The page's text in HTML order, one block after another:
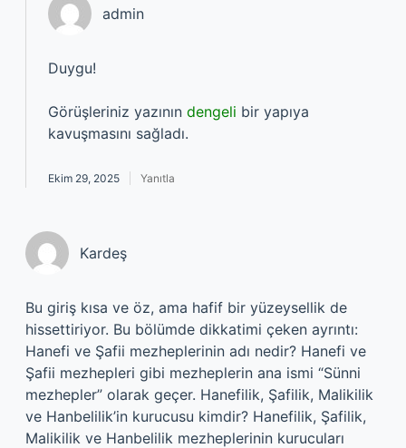
admin
Duygu!
Görüşleriniz yazının dengeli bir yapıya
kavuşmasını sağladı.
Ekim 29, 2025 Yanıtla
Kardeş
Bu giriş kısa ve öz, ama hafif bir yüzeysellik de
hissettiriyor. Bu bölümde dikkatimi çeken ayrıntı:
Hanefi ve Şafii mezheplerinin adı nedir? Hanefi ve
Şafii mezhepleri gibi mezheplerin ana ismi “Sünni
mezhepler” olarak geçer. Hanefilik, Şafilik, Malikilik
ve Hanbelilik’in kurucusu kimdir? Hanefilik, Şafilik,
Malikilik ve Hanbelilik mezheplerinin kurucuları